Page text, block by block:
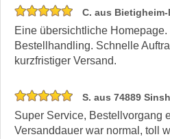
C. aus
Eine übersichtliche
Bestellhandling. Schnelle
kurzfristiger Versand.
S. aus 74889
Super Service, Bestellvorgang
Versanddauer war normal, toll